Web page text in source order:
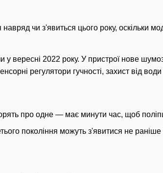
навряд чи з'явиться цього року, оскільки
у вересні 2022 року. У пристрої нове
регулятори гучності, захист від
про одне — має минути час, щоб
покоління можуть з'явитися не раніше